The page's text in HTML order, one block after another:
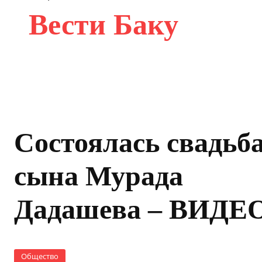
Вести Баку
Состоялась
сына Мурада
Дадашева –
Общество